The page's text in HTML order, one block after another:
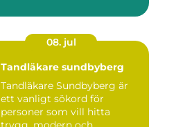
08. jul
Tandläkare sundbyberg
Tandläkare Sundbyberg är
ett vanligt sökord för
personer som vill hitta